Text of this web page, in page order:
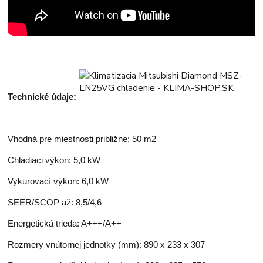
Technické údaje:
Vhodná pre miestnosti približne: 50 m2
Chladiaci výkon: 5,0 kW
Vykurovací výkon: 6,0 kW
SEER/SCOP až: 8,5/4,6
Energetická trieda: A+++/A++
Rozmery vnútornej jednotky (mm): 890 x 233 x 307